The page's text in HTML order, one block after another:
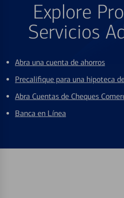
Explore
Servicios
Abra una cuenta de ahorros
Precalifique para una hipoteca
Abra Cuentas de Cheques
Banca en Línea